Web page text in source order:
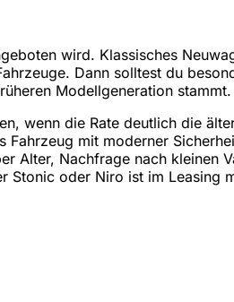
wird. Klassisches
Dann solltest du
Modellgeneration stammt.
wenn die Rate deutlich die
mit moderner
Alter, Nachfrage nach kleinen
Stonic oder Niro ist im Leasing